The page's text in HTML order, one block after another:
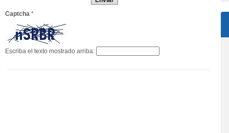
Captcha *
Escriba el texto mostrado arriba: